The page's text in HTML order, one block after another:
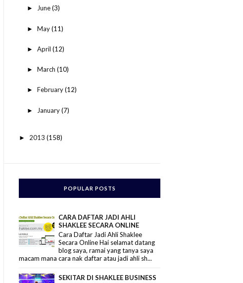
► June(3)
► May(11)
► April (12)
► March (10)
► February(12)
► January(7)
► 2013(158)
POPULAR POSTS
CARA DAFTAR JADI AHLI
SHAKLEE SECARA ONLINE
Cara Daftar Jadi Ahli Shaklee
Secara Online Hai selamat datang
blog saya, ramai yang tanya saya
macam mana cara nak daftar atau jadi ahli sh...
SEKITAR DI SHAKLEE BUSINESS